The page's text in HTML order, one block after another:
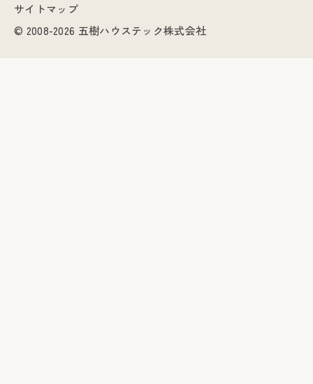
© 2008-2026 五樹ハウステック株式会社
サイトマップ